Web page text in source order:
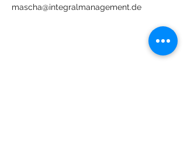
mascha@integralmanagement.de